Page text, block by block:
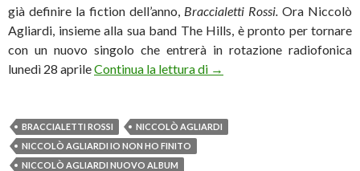
già definire la fiction dell’anno, Braccialetti Rossi. Ora Niccolò
Agliardi, insieme alla sua band The Hills, è pronto per tornare
con un nuovo singolo che entrerà in rotazione radiofonica
lunedì 28 aprileContinua la lettura di Niccolò Agliardi: dal 28
→
BRACCIALETTI ROSSI
NICCOLÒ AGLIARDI
NICCOLÒ AGLIARDI IO NON HO FINITO
NICCOLÒ AGLIARDI NUOVO ALBUM